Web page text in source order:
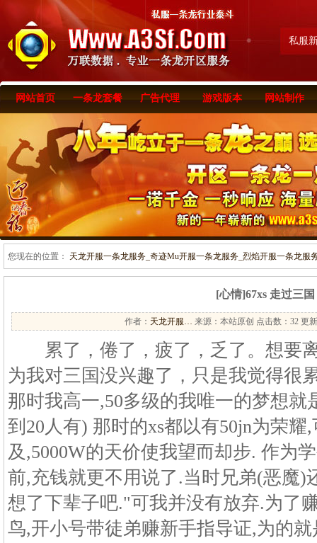
私服
网站首页 一条龙套餐 广告代理 游戏版本 网站制作
您现在的位置： 天龙开服一条龙服务_奇迹Mu开服一条龙服务_烈焰开服一条龙服
[心情]67xs 走过三国
作者： 天龙开服… 来源：本站原创 点击数： 32 更
累了，倦了，疲了，乏了。想要
为我对三国没兴趣了，只是我觉得很
那时我高一,50多级的我唯一的梦想就
到20人有) 那时的xs都以有50jn为荣耀
及,5000W的天价使我望而却步. 作为
前,充钱就更不用说了.当时兄弟(恶魔)
想了下辈子吧."可我并没有放弃.为了
鸟,开小号带徒弟赚新手指导证,为的